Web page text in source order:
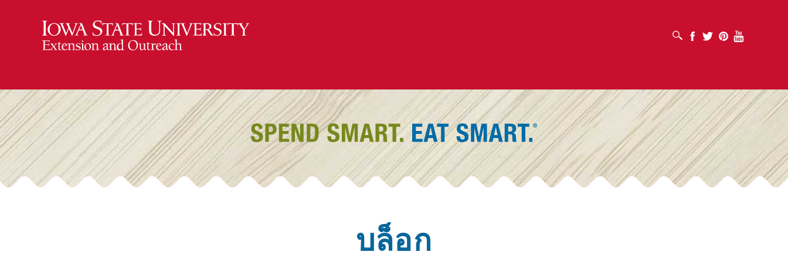
เปิดช่องค้นหา Facebook
Twitter PinterestYoutube
บล็อก